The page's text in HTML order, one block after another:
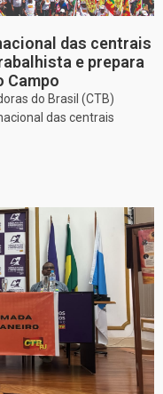
das centrais
e prepara
Campo
do Brasil (CTB)
das centrais